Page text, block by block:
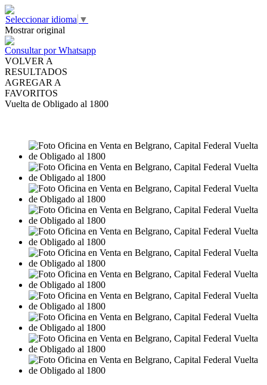
Seleccionar idioma ▼
Mostrar original
Consultar por Whatsapp
VOLVER A
RESULTADOS
AGREGAR A
FAVORITOS
Vuelta de Obligado al 1800